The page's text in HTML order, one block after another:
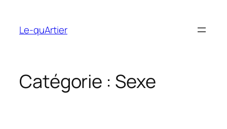
contenu
Le-quArtier
Catégorie : Sexe